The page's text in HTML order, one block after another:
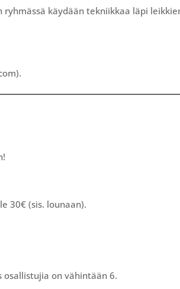
käydään tekniikkaa läpi
30€ (sis. lounaan).
osallistujia on vähintään 6.